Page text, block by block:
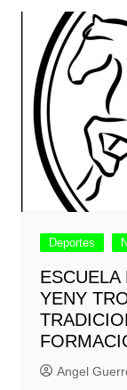
Deportes
ESCUELA
YENY
Angel